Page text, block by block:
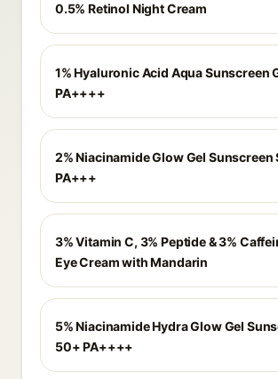
0.5% Retinol Night Cream
1% Hyaluronic Acid Aqua Sunscreen
PA++++
2% Niacinamide Glow Gel Sunscreen
PA+++
3% Vitamin C, 3% Peptide & 3%
Eye Cream with Mandarin
5% Niacinamide Hydra Glow Gel
50+ PA++++